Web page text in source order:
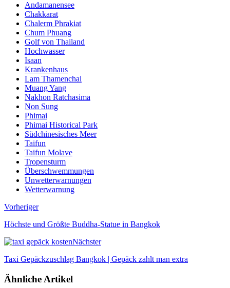
Andamanensee
Chakkarat
Chalerm Phrakiat
Chum Phuang
Golf von Thailand
Hochwasser
Isaan
Krankenhaus
Lam Thamenchai
Muang Yang
Nakhon Ratchasima
Non Sung
Phimai
Phimai Historical Park
Südchinesisches Meer
Taifun
Taifun Molave
Tropensturm
Überschwemmungen
Unwetterwarnungen
Wetterwarnung
Vorheriger
Höchste und Größte Buddha-Statue in Bangkok
Nächster
Taxi Gepäckzuschlag Bangkok | Gepäck zahlt man extra
Ähnliche Artikel